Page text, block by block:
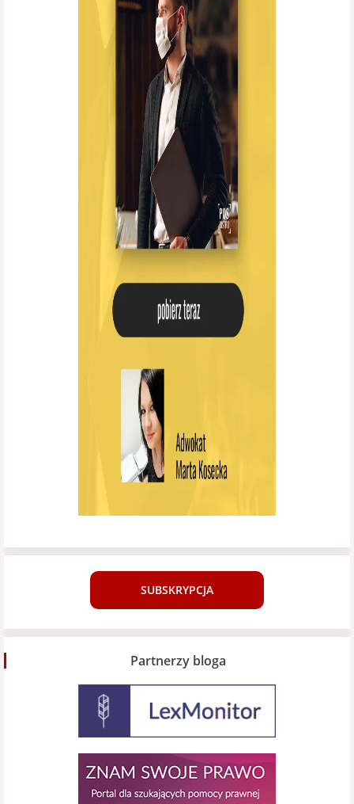
SUBSKRYPCJA
Partnerzy bloga